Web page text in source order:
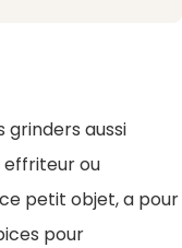
grinders aussi
effriteur ou
petit objet, a pour
pour